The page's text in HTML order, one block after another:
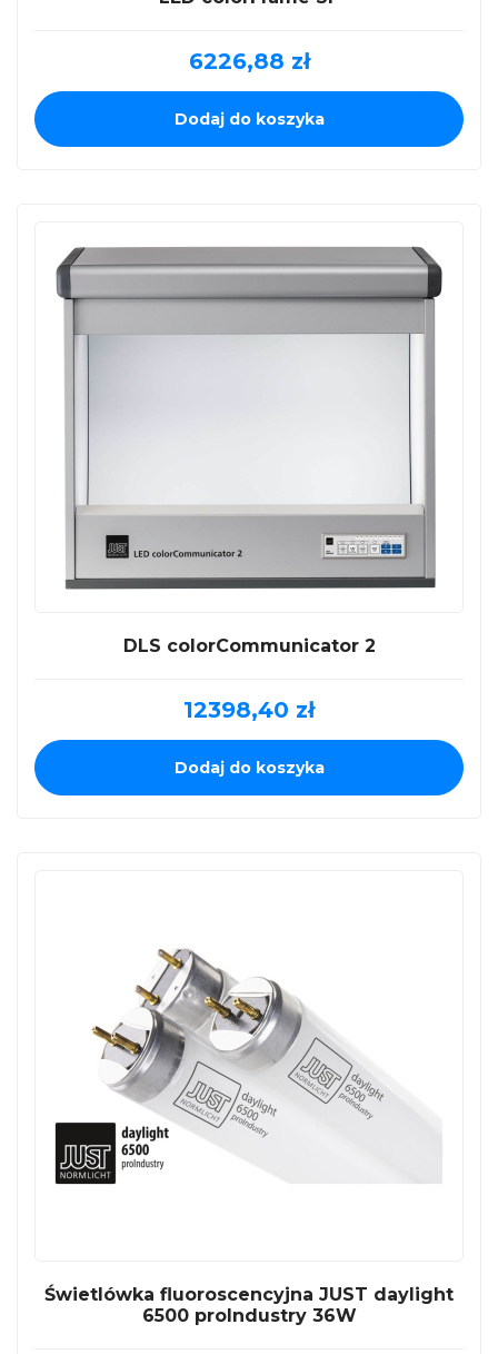
6226,88 zł
Dodaj do koszyka
DLS colorCommunicator 2
12398,40 zł
Dodaj do koszyka
Świetlówka fluoroscencyjna JUST daylight
6500 proIndustry 36W